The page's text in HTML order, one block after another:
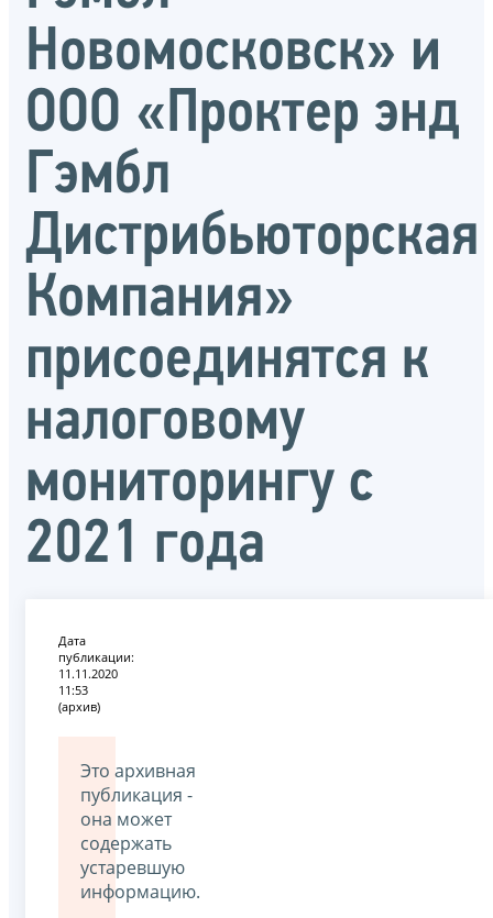
Новомосковск» и
ООО «Проктер энд
Гэмбл
Дистрибьюторская
Компания»
присоединятся к
налоговому
мониторингу с
2021 года
Дата
публикации:
11.11.2020
11:53
(архив)
Это архивная
публикация -
она может
содержать
устаревшую
информацию.